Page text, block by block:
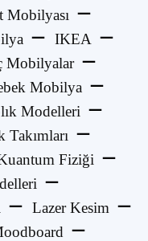
Mobilyası
IKEA
Mobilyalar
Mobilya
Modelleri
Fiziği
Lazer Kesim